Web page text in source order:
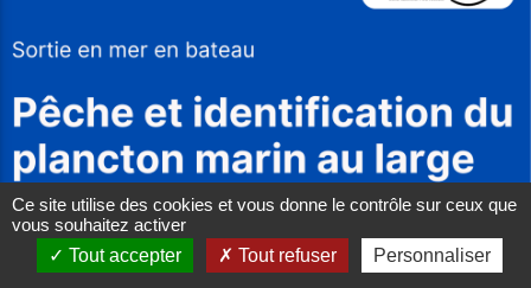
Ce site utilise des cookies et vous donne le contrôle sur ceux que
vous souhaitez activer
Tout accepter
Tout refuser Personnaliser